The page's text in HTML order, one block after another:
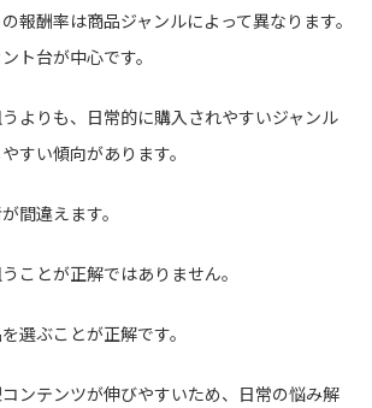
報酬率は商品ジャンルによって異なります。
ト台が中心です。
よりも、日常的に購入されやすいジャンル
すい傾向があります。
間違えます。
ことが正解ではありません。
選ぶことが正解です。
ンテンツが伸びやすいため、日常の悩み解